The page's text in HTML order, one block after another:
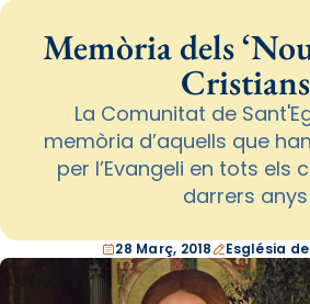
Memòria dels
Cristians
La Comunitat de
memòria d’aquells que
per l’Evangeli en tots els
darrers anys
28 Març, 2018 Església